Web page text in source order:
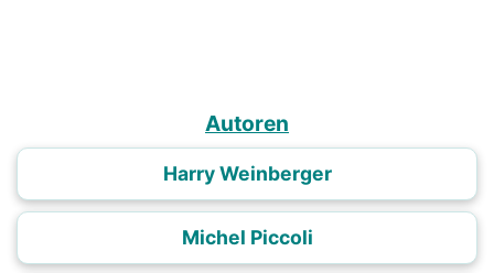
Autoren
Harry Weinberger
Michel Piccoli